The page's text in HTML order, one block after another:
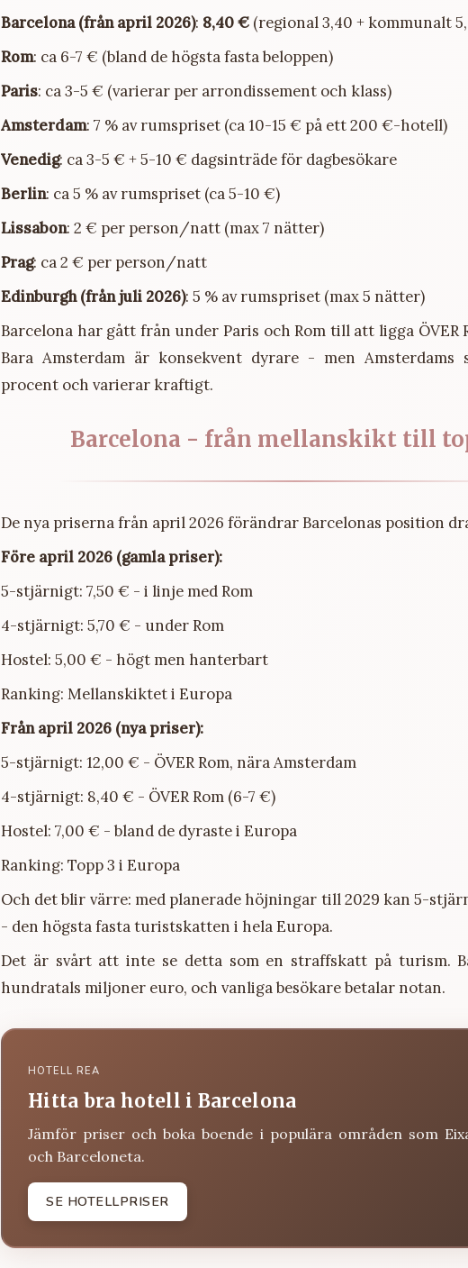
Barcelona (från april 2026): 8,40 € (regional 3,40 + kommunalt
Rom: ca 6-7 € (bland de högsta fasta beloppen)
Paris: ca 3-5 € (varierar per arrondissement och klass)
Amsterdam: 7 % av rumspriset (ca 10-15 € på ett 200 €-hotell)
Venedig: ca 3-5 € + 5-10 € dagsinträde för dagbesökare
Berlin: ca 5 % av rumspriset (ca 5-10 €)
Lissabon: 2 € per person/natt (max 7 nätter)
Prag: ca 2 € per person/natt
Edinburgh (från juli 2026): 5 % av rumspriset (max 5 nätter)
Barcelona har gått från under Paris och Rom till att ligga ÖVER
Bara Amsterdam är konsekvent dyrare - men Amsterdams
procent och varierar kraftigt.
Barcelona - från mellanskikt till
De nya priserna från april 2026 förändrar Barcelonas position
Före april 2026 (gamla priser):
5-stjärnigt: 7,50 € - i linje med Rom
4-stjärnigt: 5,70 € - under Rom
Hostel: 5,00 € - högt men hanterbart
Ranking: Mellanskiktet i Europa
Från april 2026 (nya priser):
5-stjärnigt: 12,00 € - ÖVER Rom, nära Amsterdam
4-stjärnigt: 8,40 € - ÖVER Rom (6-7 €)
Hostel: 7,00 € - bland de dyraste i Europa
Ranking: Topp 3 i Europa
Och det blir värre: med planerade höjningar till 2029 kan 5-
- den högsta fasta turistskatten i hela Europa.
Det är svårt att inte se detta som en straffskatt på turism.
hundratals miljoner euro, och vanliga besökare betalar notan.
HOTELL REA
Hitta bra hotell i Barcelona
Jämför priser och boka boende i populära områden som
och Barceloneta.
SE HOTELLPRISER